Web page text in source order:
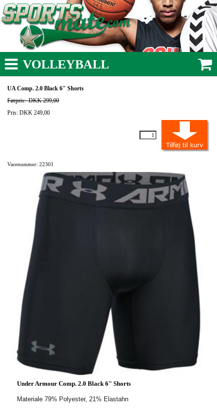
VOLLEYBALL
UA Comp. 2.0 Black 6" Shorts
Førpris:DKK 299,00
Pris: DKK 249,00
Varenummer: 22301
Under Armour Comp. 2.0 Black 6" Shorts
Materiale 79% Polyester, 21% Elastahn